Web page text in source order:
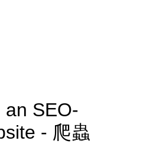
an SEO-
- 爬蟲